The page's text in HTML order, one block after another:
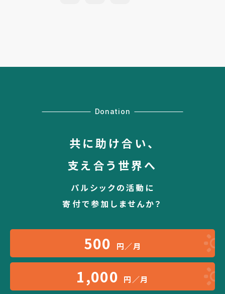
Donation
共に助け合い、
支え合う世界へ
パルシックの活動に
寄付で参加しませんか？
500 円／月
1,000 円／月